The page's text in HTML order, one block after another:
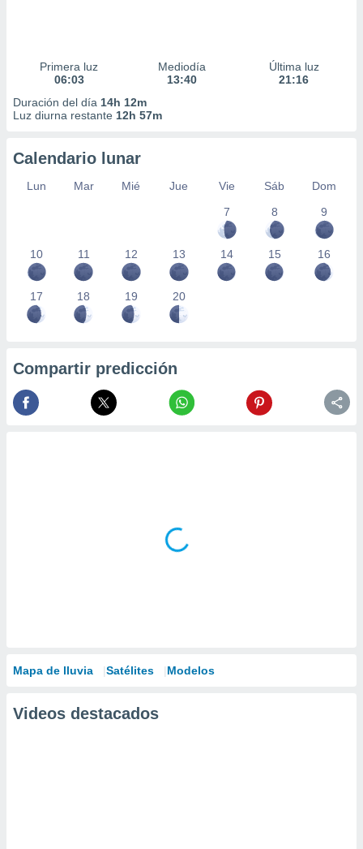
Primera luz
06:03
Mediodía
13:40
Última luz
21:16
Duración del día 14h 12m
Luz diurna restante 12h 57m
Calendario lunar
Lun Mar Mié Jue Vie Sáb
Dom
7
8 9
10 11 12 13 14 15 16
17 18 19 20
Compartir predicción
Mapa de lluvia Satélites Modelos
Videos destacados